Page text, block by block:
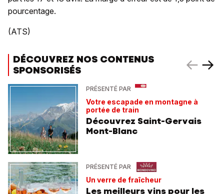
pourcentage.
(ATS)
DÉCOUVREZ NOS CONTENUS
SPONSORISÉS
PRÉSENTÉ PAR
Votre escapade en montagne à
portée de train
Découvrez Saint-Gervais
Mont-Blanc
PRÉSENTÉ PAR
Un verre de fraîcheur
Les meilleurs vins pour les